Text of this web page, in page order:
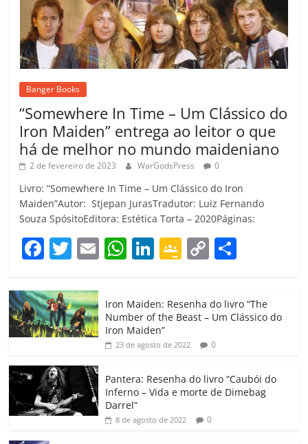
Banger Books
“Somewhere In Time – Um Clássico do
Iron Maiden” entrega ao leitor o que
há de melhor no mundo maideniano
2 de fevereiro de 2023 WarGodsPress 0
Livro: “Somewhere In Time – Um Clássico do Iron
Maiden”Autor: Stjepan JurasTradutor: Luiz Fernando
Souza SpósitoEditora: Estética Torta – 2020Páginas:
F
c
e
b
o
o
k
T
itt
er
E W
at
s
A
p
Li
e
dI
G
gl
e
Cl
a
ss
ro
C
p
y
Li
k
m
p
h
ar
Iron Maiden: Resenha do livro “The
Number of the Beast – Um Clássico do
Iron Maiden”
23 de agosto de 2022 0
Pantera: Resenha do livro “Caubói do
Inferno – Vida e morte de Dimebag
Darrel”
8 de agosto de 2022 0